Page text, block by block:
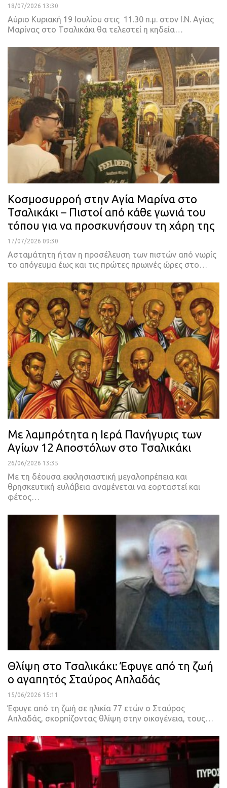
18/07/2026 13:30
Αύριο Κυριακή 19 Ιουλίου στις 11.30 π.μ. στον Ι.Ν. Αγίας
Μαρίνας στο Τσαλικάκι θα τελεστεί η κηδεία…
Κοσμοσυρροή στην Αγία Μαρίνα στο
Τσαλικάκι – Πιστοί από κάθε γωνιά του
τόπου για να προσκυνήσουν τη χάρη της
17/07/2026 09:30
Ασταμάτητη ήταν η προσέλευση των πιστών από νωρίς
το απόγευμα έως και τις πρώτες πρωινές ώρες στο…
Με λαμπρότητα η Ιερά Πανήγυρις των
Αγίων 12 Αποστόλων στο Τσαλικάκι
26/06/2026 13:35
Με τη δέουσα εκκλησιαστική μεγαλοπρέπεια και
θρησκευτική ευλάβεια αναμένεται να εορταστεί και
φέτος…
Θλίψη στο Τσαλικάκι: Έφυγε από τη ζωή
ο αγαπητός Σταύρος Απλαδάς
15/06/2026 15:11
Έφυγε από τη ζωή σε ηλικία 77 ετών ο Σταύρος
Απλαδάς, σκορπίζοντας θλίψη στην οικογένεια, τους…